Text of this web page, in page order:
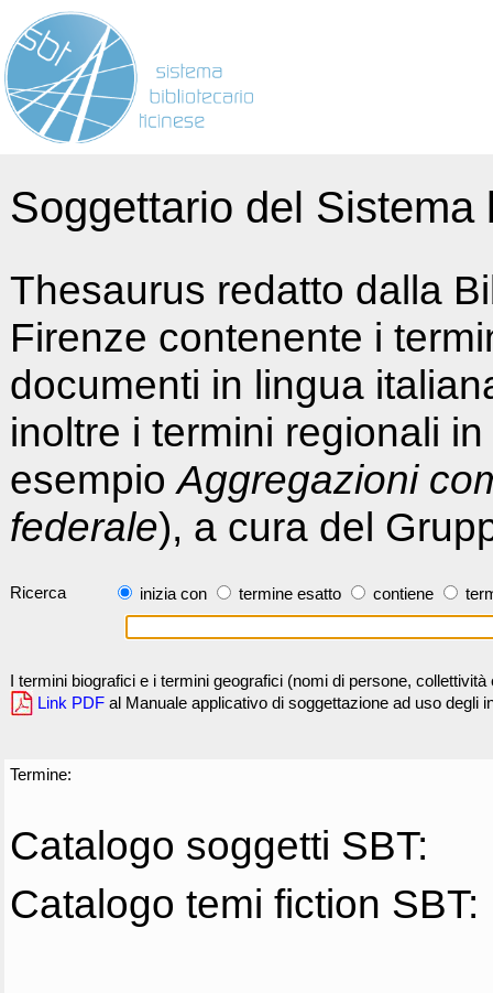
Soggettario del
Thesaurus redatto dalla
Firenze contenente i
documenti in lingua
inoltre i termini regionali
esempioAggregazioni
federale), a cura del
Ricerca inizia con termine esatto contiene
I termini biografici e i termini geografici (nomi di persone,
Link PDF al Manuale applicativo di soggettazione ad uso degli
Termine:
Catalogo soggetti SBT:
Catalogo temi fiction SBT: